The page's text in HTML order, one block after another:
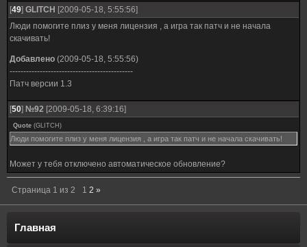
[49] GLITCH [2009-05-18, 5:55:56]
Люди помогите плиз у меня лицензия , а игра так патч и не начала
скачивать!
Добавлено (2009-05-18, 5:55:56)
---------------------------------------------
Патч версии 1.3
[50] №92 [2009-05-18, 6:39:16]
Quote (GLITCH )
Люди помогите плиз у меня лицензия , а игра так патч и не начала скачивать!
Может у тебя отключено автоматическое обновление?
Страница 1 из 2 1 2 »
Главная